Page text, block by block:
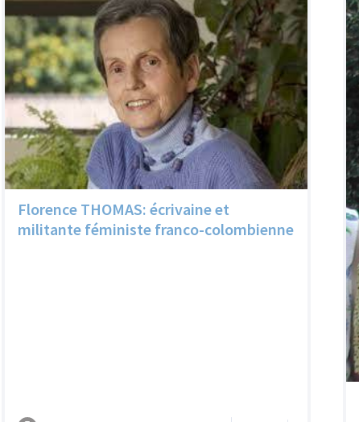
Florence THOMAS: écrivaine et
militante féministe franco-colombienne